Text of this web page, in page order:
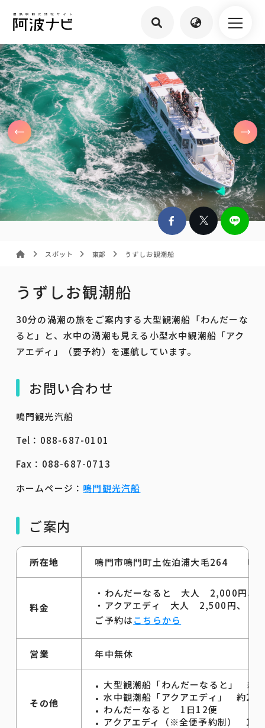
スポット 東部 うずしお観潮船
うずしお観潮船
30分の渦潮の旅をご案内する大型観潮船「わんだーな
ると」と、水中の渦潮も見える小型水中観潮船「アク
アエディ」（要予約）を運航しています。
お問い合わせ
鳴門観光汽船
Tel：088-687-0101
Fax：088-687-0713
ホームページ： 鳴門観光汽船
ご案内
所在地 鳴門市鳴門町土佐泊浦大毛264 鳴門
料金
・わんだーなると 大人 2,000円、
・アクアエディ 大人 2,500円、
ご予約はこちらから
営業 年中無休
その他
大型観潮船「わんだーなると」 約
水中観潮船「アクアエディ」 約25
わんだーなると 1日12便
アクアエディ（※全便予約制） 1日